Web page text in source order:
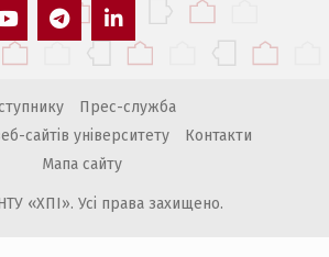
youtube telegram linkedin
Прес-служба
сайтів університету
Контакти
Мапа сайту
«ХПІ». Усі права захищено.